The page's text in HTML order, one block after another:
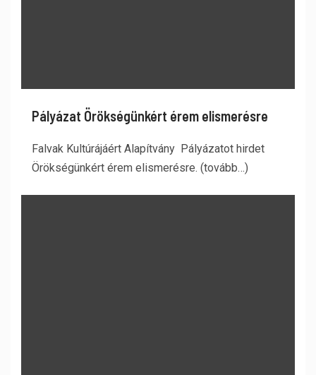
Pályázat Örökségünkért érem elismerésre
Falvak Kultúrájáért Alapítvány Pályázatot hirdet
Örökségünkért érem elismerésre. (tovább…)